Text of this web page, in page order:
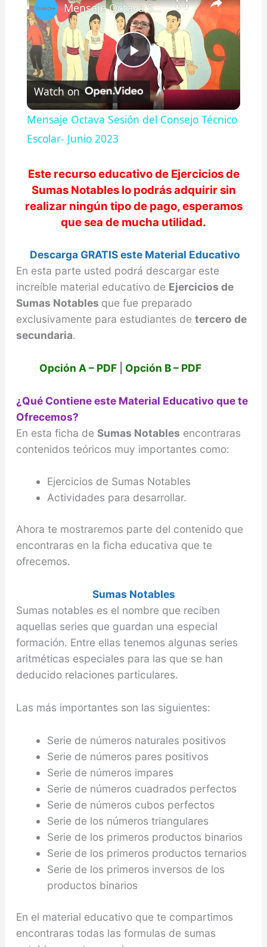
P
y
V
i
d
e
Mensaje Octava Sesión del Consejo Técnico Escolar- Junio 2023
Watch on
Mensaje Octava Sesión del Consejo Técnico
Escolar- Junio 2023
Este recurso educativo de Ejercicios de
Sumas Notableslo podrás adquirir sin
realizar ningún tipo de pago, esperamos
que sea de mucha utilidad.
Descarga GRATIS este Material Educativo
En esta parte usted podrá descargar este
increíble material educativo de Ejercicios de
Sumas Notables que fue preparado
exclusivamente para estudiantes de tercero de
secundaria.
Opción A – PDF Opción B – PDF
¿Qué Contiene este Material Educativo que te
Ofrecemos?
En esta ficha de Sumas Notables encontraras
contenidos teóricos muy importantes como:
Ejercicios de Sumas Notables
Actividades para desarrollar.
Ahora te mostraremos parte del contenido que
encontraras en la ficha educativa que te
ofrecemos.
Sumas Notables
Sumas notables es el nombre que reciben
aquellas series que guardan una especial
formación. Entre ellas tenemos algunas series
aritméticas especiales para las que se han
deducido relaciones particulares.
Las más importantes son las siguientes:
Serie de números naturales positivos
Serie de números pares positivos
Serie de números impares
Serie de números cuadrados perfectos
Serie de números cubos perfectos
Serie de los números triangulares
Serie de los primeros productos binarios
Serie de los primeros productos ternarios
Serie de los primeros inversos de los
productos binarios
En el material educativo que te compartimos
encontraras todas las formulas de sumas